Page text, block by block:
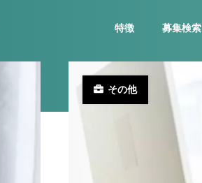
特徴 募集検索
その他